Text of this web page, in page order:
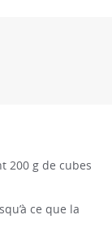
200 g de cubes
ce que la